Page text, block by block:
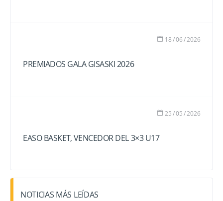
18/06/2026
PREMIADOS GALA GISASKI 2026
25/05/2026
EASO BASKET, VENCEDOR DEL 3×3 U17
NOTICIAS MÁS LEÍDAS